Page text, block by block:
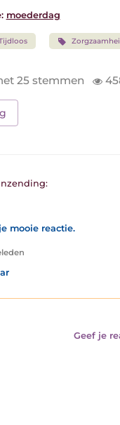
moederdag
25 stemmen
mooie reactie.
Geef je